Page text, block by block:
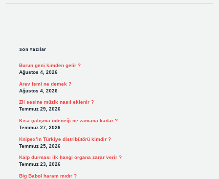
Son Yazılar
Burun geni kimden gelir ?
Ağustos 4, 2026
Arev ismi ne demek ?
Ağustos 4, 2026
Zil sesine müzik nasıl eklenir ?
Temmuz 29, 2026
Kısa çalışma ödeneği ne zamana kadar ?
Temmuz 27, 2026
Knipex’in Türkiye distribütörü kimdir ?
Temmuz 25, 2026
Kalp durması ilk hangi organa zarar verir ?
Temmuz 23, 2026
Big Babol haram mıdır ?